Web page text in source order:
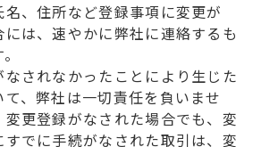
名、住所など登録事項に変更が
には、速やかに弊社に連絡するも
なされなかったことにより生じた
、弊社は一切責任を負いませ
変更登録がなされた場合でも、変
すでに手続がなされた取引は、変